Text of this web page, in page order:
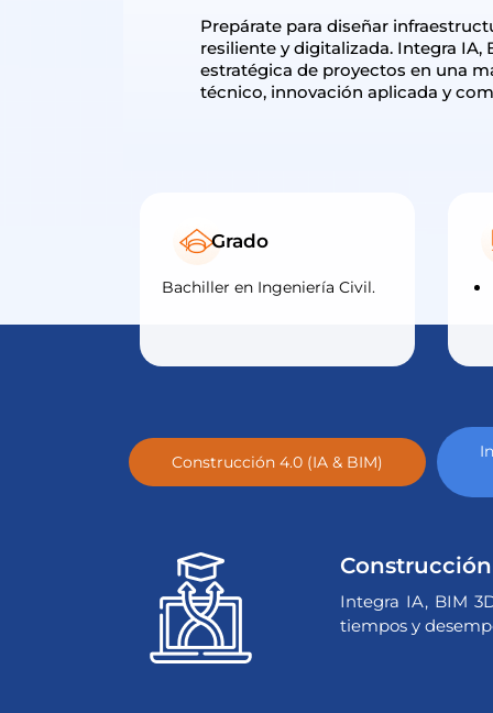
Prepárate para diseñar
resiliente y digitalizada. Integra IA,
estratégica de proyectos en una
técnico, innovación aplicada y
Grado
Bachiller en Ingeniería Civil.
Construcción 4.0 (IA & BIM)
Integra IA, BIM
tiempos y